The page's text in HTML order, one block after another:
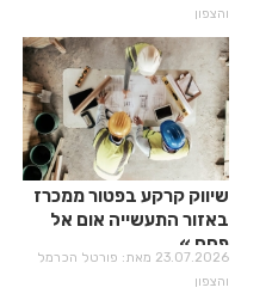
והצפון
שיווק קרקע בפטור ממכרז
באזור התעשייה אום אל
פחם
23.07.2026 מאת: פורטל הכרמל
והצפון